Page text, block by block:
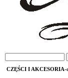
CZĘŚCI I AKCESORIA-